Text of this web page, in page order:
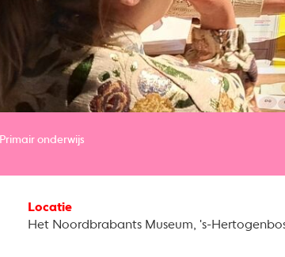
Primair onderwijs
Locatie
Het Noordbrabants Museum, 's-